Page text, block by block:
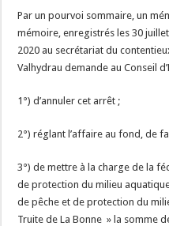
Par un pourvoi sommaire, un
mémoire, enregistrés les 30
2020 au secrétariat du
Valhydrau demande au Conseil
1°) d’annuler cet arrêt ;
2°) réglant l’affaire au fond, de
3°) de mettre à la charge de la
de protection du milieu
de pêche et de protection du
Truite de La Bonne » la somme